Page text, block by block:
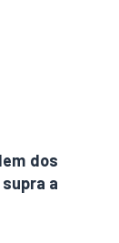
dos
a